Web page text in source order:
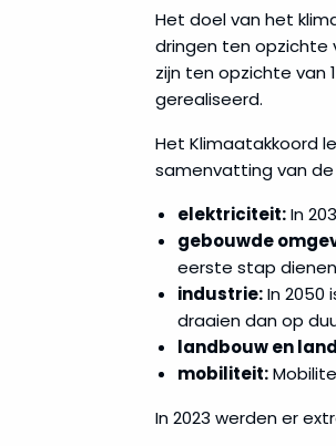
Het doel van het
dringen ten opzichte
zijn ten opzichte van
gerealiseerd.
Het Klimaatakkoord
samenvatting van
elektriciteit:In
gebouwde
eerste stap
industrie:In 2050
draaien dan op
landbouw en
mobiliteit:
In 2023 werden er